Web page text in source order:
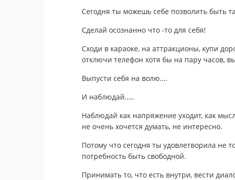
Сегодня ты можешь себе позволить быть
Сделай осознанно что -то для себя!
Сходи в караоке, на аттракционы, купи
отключи телефон хотя бы на пару часов,
Выпусти себя на волю….
И наблюдай…..
Наблюдай как напряжение уходит, как
не очень хочется думать, не интересно.
Потому что сегодня ты удовлетворила не
потребность быть свободной.
Принимать то, что есть внутри, вести